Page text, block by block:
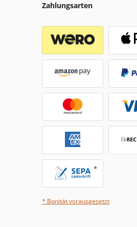
Zahlungsarten
* Bonität vorausgesetzt